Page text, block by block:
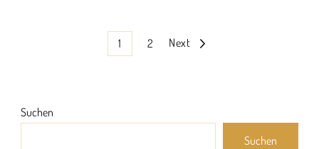
Seitennummerierung
Beiträge
Page
1 Page
2 Next
Suchen
Suchen